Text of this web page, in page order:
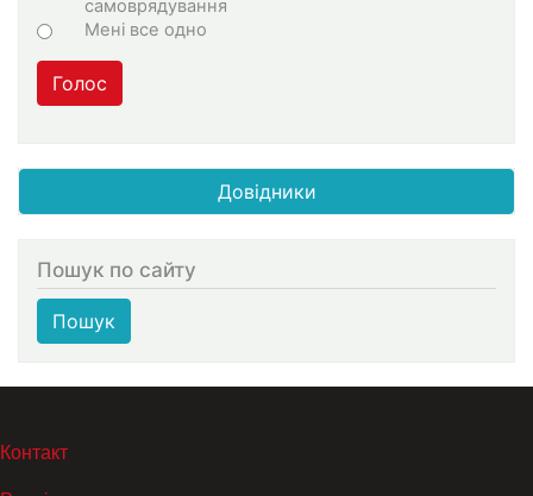
самоврядування
Мені все одно
Голос
Довідники
Пошук по сайту
Пошук
МЕНЮ В ПОДВАЛЕ
Контакт